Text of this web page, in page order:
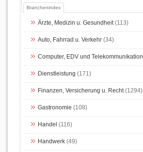
Branchenindex
Ärzte, Medizin u. Gesundheit(113)
Auto, Fahrrad u. Verkehr (34)
Computer, EDV und Telekommunikation
Dienstleistung (171)
Finanzen, Versicherung u. Recht(1294)
Gastronomie (108)
Handel (116)
Handwerk (49)